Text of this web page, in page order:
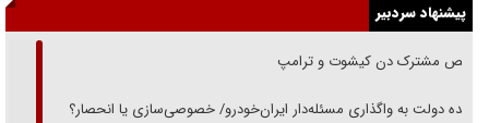
پیشنهاد سردبیر
رقص مشترک دن کیشوت و ترامپ
دنده دولت به واگذاری مسئله‌دار ایران‌خودرو/ خصوصی‌سازی یا انحصار؟